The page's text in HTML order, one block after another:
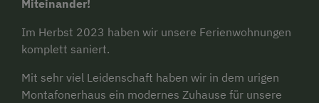
Miteinander!
Im Herbst 2023 haben wir unsere Ferienwohnungen
komplett saniert.
Mit sehr viel Leidenschaft haben wir in dem urigen
Montafonerhaus ein modernes Zuhause für unsere